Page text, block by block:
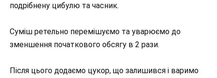
подрібнену цибулю та часник.
Суміш ретельно перемішуємо та уварюємо до
зменшення початкового обсягу в 2 рази.
Після цього додаємо цукор, що залишився і варимо